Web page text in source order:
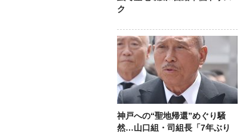
ク
神戸への“聖地帰還”めぐり騒
然…山口組・司組長「7年ぶり